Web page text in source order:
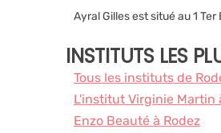
Ayral Gilles est situé au 1
INSTITUTS LES
Tous les instituts de
L'institut Virginie Martin
Enzo Beauté à Rodez